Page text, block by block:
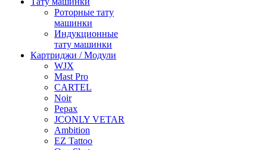
Роторные тату
машинки
Индукционные
тату машинки
Картриджи / Модули
WJX
Mast Pro
CARTEL
Noir
Pepax
JCONLY VETAR
Ambition
EZ Tattoo